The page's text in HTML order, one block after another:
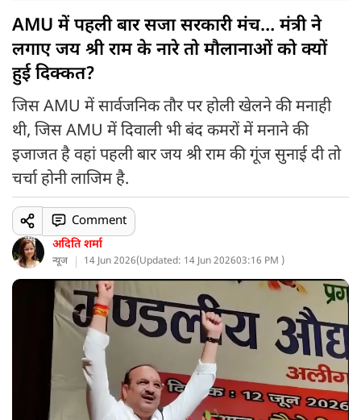
AMU में पहली बार सजा सरकारी मंच… मंत्री ने
लगाए जय श्री राम के नारे तो मौलानाओं को क्यों
हुई दिक्कत?
जिस AMU में सार्वजनिक तौर पर होली खेलने की मनाही
थी, जिस AMU में दिवाली भी बंद कमरों में मनाने की
इजाजत है वहां पहली बार जय श्री राम की गूंज सुनाई दी तो
चर्चा होनी लाजिम है.
अदिति शर्मा
न्यूज 14 Jun 2026(Updated: 14 Jun 202603:16 PM )
Comment